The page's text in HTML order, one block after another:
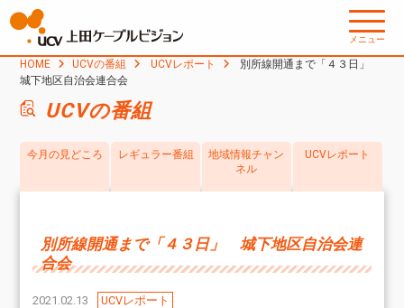
メニュー
HOME UCVの番組 UCVレポート
別所線開通まで「４３日」
城下地区自治会連合会
UCVの番組
今月の見どころ レギュラー番組
地域情報チャン
ネル
UCVレポート
別所線開通まで「４３日」 城下地区自治会連
合会
2021.02.13 UCVレポート